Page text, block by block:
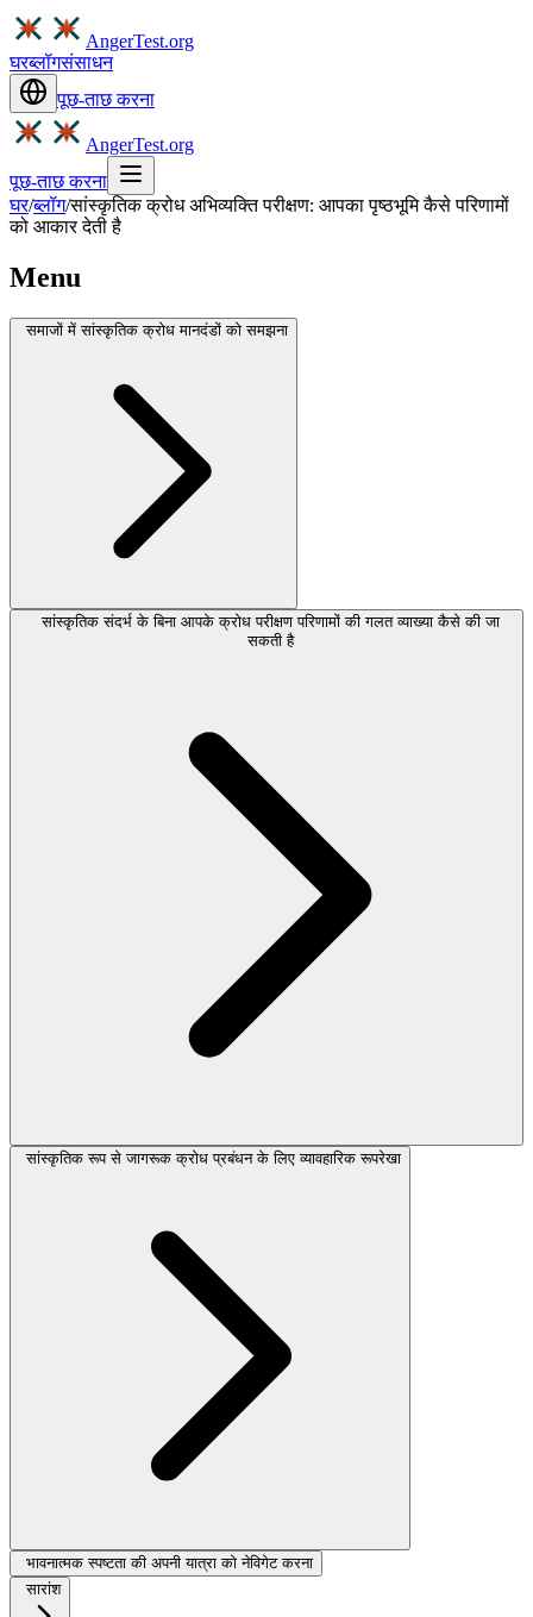
AngerTest.org
घरब्लॉगसंसाधन
पूछ-ताछ करना
AngerTest.org
पूछ-ताछ करना
घर/ब्लॉग/सांस्कृतिक क्रोध अभिव्यक्ति परीक्षण: आपका पृष्ठभूमि कैसे परिणामों
को आकार देती है
Menu
समाजों में सांस्कृतिक क्रोध मानदंडों को समझना
सांस्कृतिक संदर्भ के बिना आपके क्रोध परीक्षण परिणामों की गलत व्याख्या कैसे की जा
सकती है
सांस्कृतिक रूप से जागरूक क्रोध प्रबंधन के लिए व्यावहारिक रूपरेखा
भावनात्मक स्पष्टता की अपनी यात्रा को नेविगेट करना
सारांश